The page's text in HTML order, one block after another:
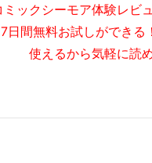
ミックシーモア体験レビ
日間無料お試しができ
使えるから気軽に読